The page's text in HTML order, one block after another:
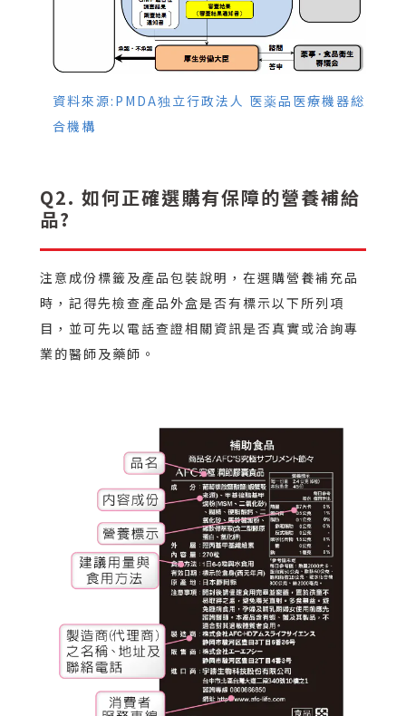
資料來源:PMDA独立行政法人 医薬品医療機器総
合機構
Q2. 如何正確選購有保障的營養補給
品?
注意成份標籤及產品包裝說明，在選購營養補充品
時，記得先檢查產品外盒是否有標示以下所列項
目，並可先以電話查證相關資訊是否真實或洽詢專
業的醫師及藥師。